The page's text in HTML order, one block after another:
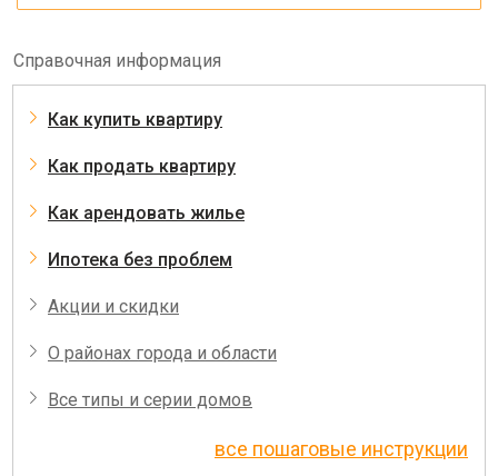
Справочная информация
Как купить квартиру
Как продать квартиру
Как арендовать жилье
Ипотека без проблем
Акции и скидки
О районах города и области
Все типы и серии домов
все пошаговые инструкции